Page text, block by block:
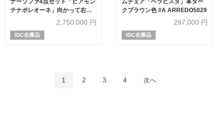
ナーソファ4点セット「ビアモン
テナポレオーネ」向かって右カ
ウチ 布ホワイト FUNKY01
2,750,000 円
IDC在庫品
ムチェア「ベラビスタ」革ダー
クブラウン色 #A ARREDO5029
297,000 円
IDC在庫品
1 2 3 4 次へ